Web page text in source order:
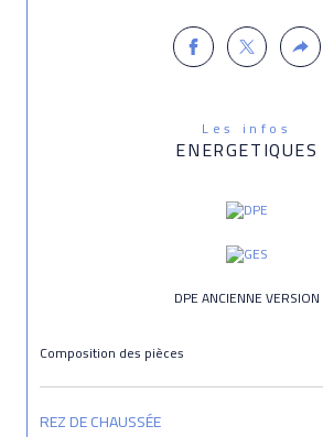
Les infos
ENERGETIQUES
DPE ANCIENNE VERSION
Composition des pièces
REZ DE CHAUSSÉE